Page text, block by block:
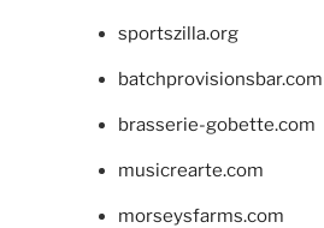
sportszilla.org
batchprovisionsbar.com
brasserie-gobette.com
musicrearte.com
morseysfarms.com